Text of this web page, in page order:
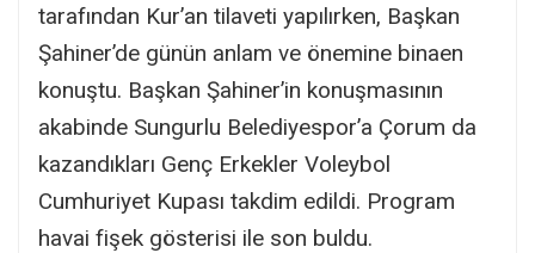
tarafından Kur’an tilaveti yapılırken, Başkan
Şahiner’de günün anlam ve önemine binaen
konuştu. Başkan Şahiner’in konuşmasının
akabinde Sungurlu Belediyespor’a Çorum da
kazandıkları Genç Erkekler Voleybol
Cumhuriyet Kupası takdim edildi. Program
havai fişek gösterisi ile son buldu.